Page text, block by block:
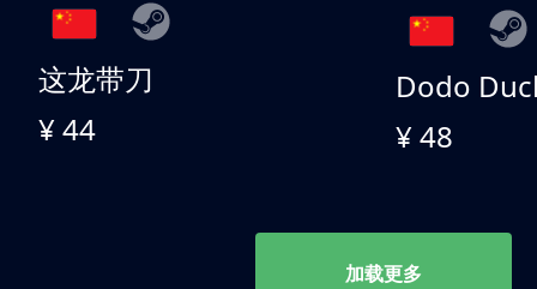
这龙带刀
¥ 44
Dodo
¥ 48
加载更多